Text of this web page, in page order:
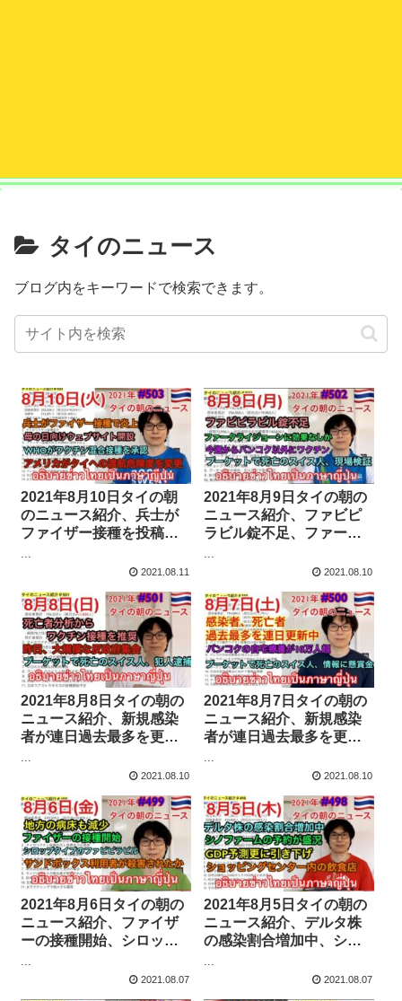
タイのニュース
ブログ内をキーワードで検索できます。
2021年8月10日タイの朝
のニュース紹介、兵士が
ファイザー接種を投稿し
への渡航危険度を変更、
開設、WHOがワクチン混
合接種を承認、など
...
2021.08.11
2021年8月9日タイの朝の
ニュース紹介、ファビピ
ラビル錠不足、ファータ
か、今秋からバンコク以
...
2021.08.10
2021年8月8日タイの朝の
ニュース紹介、新規感染
者が連日過去最多を更
感染者用ケアセンターを
のスイス人情報募集に懸
賞金など
...
2021.08.10
2021年8月7日タイの朝の
ニュース紹介、新規感染
者が連日過去最多を更
感染者用ケアセンターを
のスイス人情報募集に懸
賞金など
...
2021.08.10
2021年8月6日タイの朝の
ニュース紹介、ファイザ
ーの接種開始、シロップ
ル、サンドボックスの利
...
2021.08.07
2021年8月5日タイの朝の
ニュース紹介、デルタ株
の感染割合増加中、ショ
食店、シノファームの予
...
2021.08.07